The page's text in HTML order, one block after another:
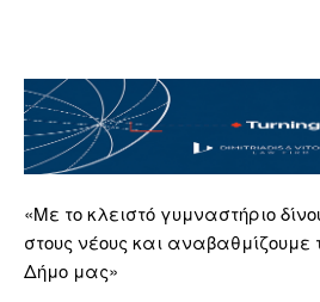
«Με το κλειστό γυμναστήριο
στους νέους και αναβαθμίζουμε
Δήμο μας»